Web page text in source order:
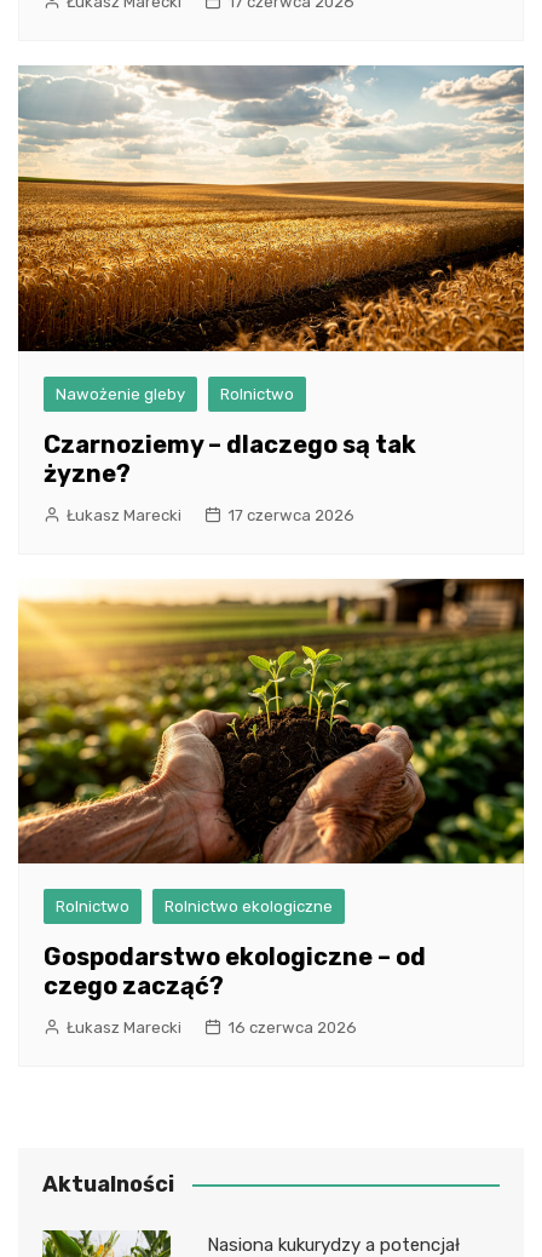
Nawożenie gleby Rolnictwo
Czarnoziemy – dlaczego są tak
żyzne?
Łukasz Marecki 17 czerwca 2026
Rolnictwo Rolnictwo ekologiczne
Gospodarstwo ekologiczne – od
czego zacząć?
Łukasz Marecki 16 czerwca 2026
Aktualności
Nasiona kukurydzy a potencjał